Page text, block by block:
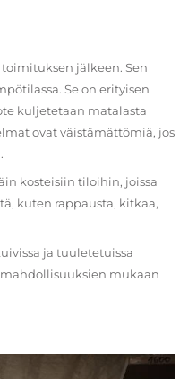
jälkeen. Sen
Se on erityisen
kuljetetaan matalasta
ovat väistämättömiä, jos
kosteisiin tiloihin, joissa
kuten rappausta, kitkaa,
ja tuuletetuissa
mahdollisuuksien mukaan